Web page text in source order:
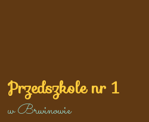
Przedszkole nr 1
w Brwinowie